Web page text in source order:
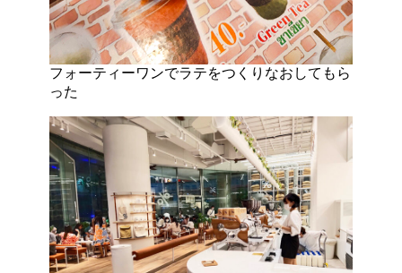
フォーティーワンでラテをつくりなおしてもら
った